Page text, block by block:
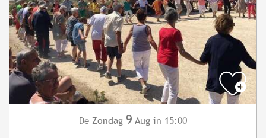
De Zondag 9 Aug in 15:00